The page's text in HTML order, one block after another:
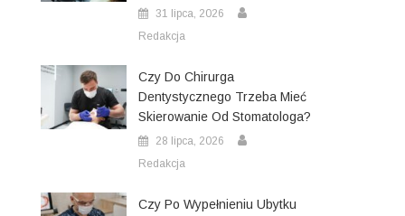
31 lipca, 2026
Redakcja
Czy Do Chirurga
Dentystycznego Trzeba Mieć
Skierowanie Od Stomatologa?
28 lipca, 2026
Redakcja
Czy Po Wypełnieniu Ubytku